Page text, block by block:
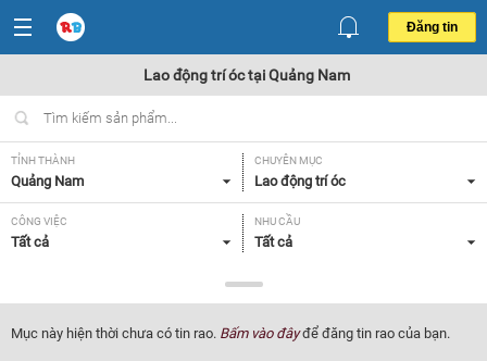
Đăng tin
Lao động trí óc tại Quảng Nam
TỈNH THÀNH
Quảng Nam
CHUYÊN MỤC
Lao động trí óc
CÔNG VIỆC
Tất cả
NHU CẦU
Tất cả
Tất cả
Mục này hiện thời chưa có tin rao. Bấm vào đâyđể đăng tin rao của bạn.